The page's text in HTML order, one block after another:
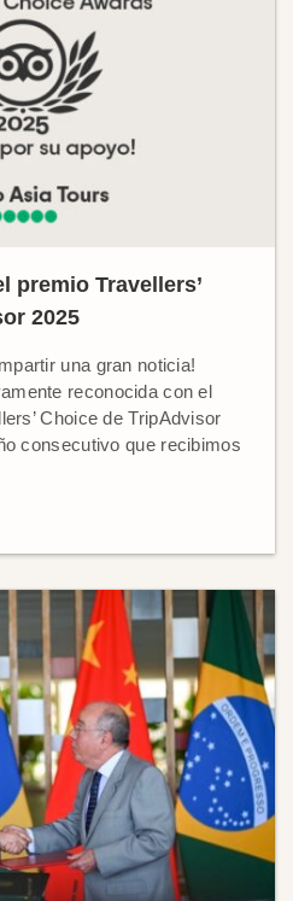
premio Travellers’
2025
una gran noticia!
reconocida con el
Choice de TripAdvisor
consecutivo que recibimos